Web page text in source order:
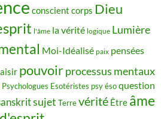
conscient corps Dieu
l'âme la vérité logique Lumière
Moi-Idéalisé paix pensées
pouvoirprocessus mentaux
Psychologues Esotéristes psy ésoquestion
sujet Terrevérité Être âme